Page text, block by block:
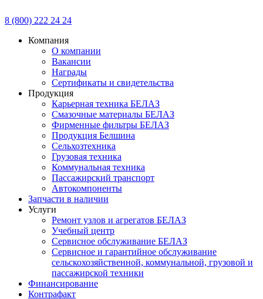
8 (800) 222 24 24
Компания
О компании
Вакансии
Награды
Сертификаты и свидетельства
Продукция
Карьерная техника БЕЛАЗ
Смазочные материалы БЕЛАЗ
Фирменные фильтры БЕЛАЗ
Продукция Белшина
Сельхозтехника
Грузовая техника
Коммунальная техника
Пассажирский транспорт
Автокомпоненты
Запчасти в наличии
Услуги
Ремонт узлов и агрегатов БЕЛАЗ
Учебный центр
Сервисное обслуживание БЕЛАЗ
Сервисное и гарантийное обслуживание
сельскохозяйственной, коммунальной, грузовой и
пассажирской техники
Финансирование
Контрафакт